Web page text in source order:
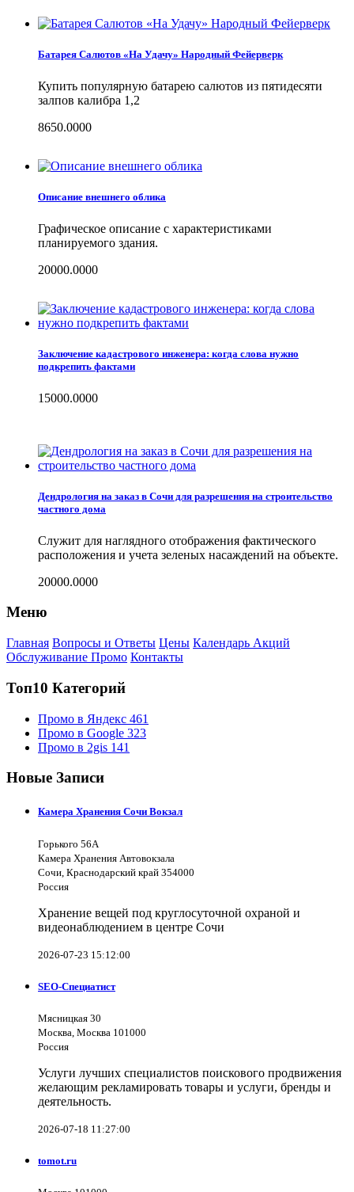
Батарея Салютов «На Удачу» Народный Фейерверк
Купить популярную батарею салютов из пятидесяти
залпов калибра 1,2
8650.0000
Описание внешнего облика
Графическое описание с характеристиками
планируемого здания.
20000.0000
Заключение кадастрового инженера: когда слова нужно
подкрепить фактами
15000.0000
Дендрология на заказ в Сочи для разрешения на строительство
частного дома
Служит для наглядного отображения фактического
расположения и учета зеленых насаждений на объекте.
20000.0000
Меню
Главная Вопросы и Ответы Цены Календарь Акций
Обслуживание Промо Контакты
Топ10 Категорий
Промо в Яндекс 461
Промо в Google 323
Промо в 2gis 141
Новые Записи
Камера Хранения Сочи Вокзал
Горького 56А
Камера Хранения Автовокзала
Сочи, Краснодарский край 354000
Россия
Хранение вещей под круглосуточной охраной и
видеонаблюдением в центре Сочи
2026-07-23 15:12:00
SEO-Специатист
Мясницкая 30
Москва, Москва 101000
Россия
Услуги лучших специалистов поискового продвижения
желающим рекламировать товары и услуги, бренды и
деятельность.
2026-07-18 11:27:00
tomot.ru